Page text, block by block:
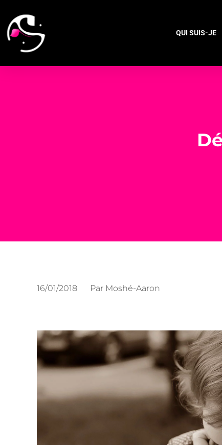
QUI SUIS-JE
16/01/2018 Par Moshé-Aaron